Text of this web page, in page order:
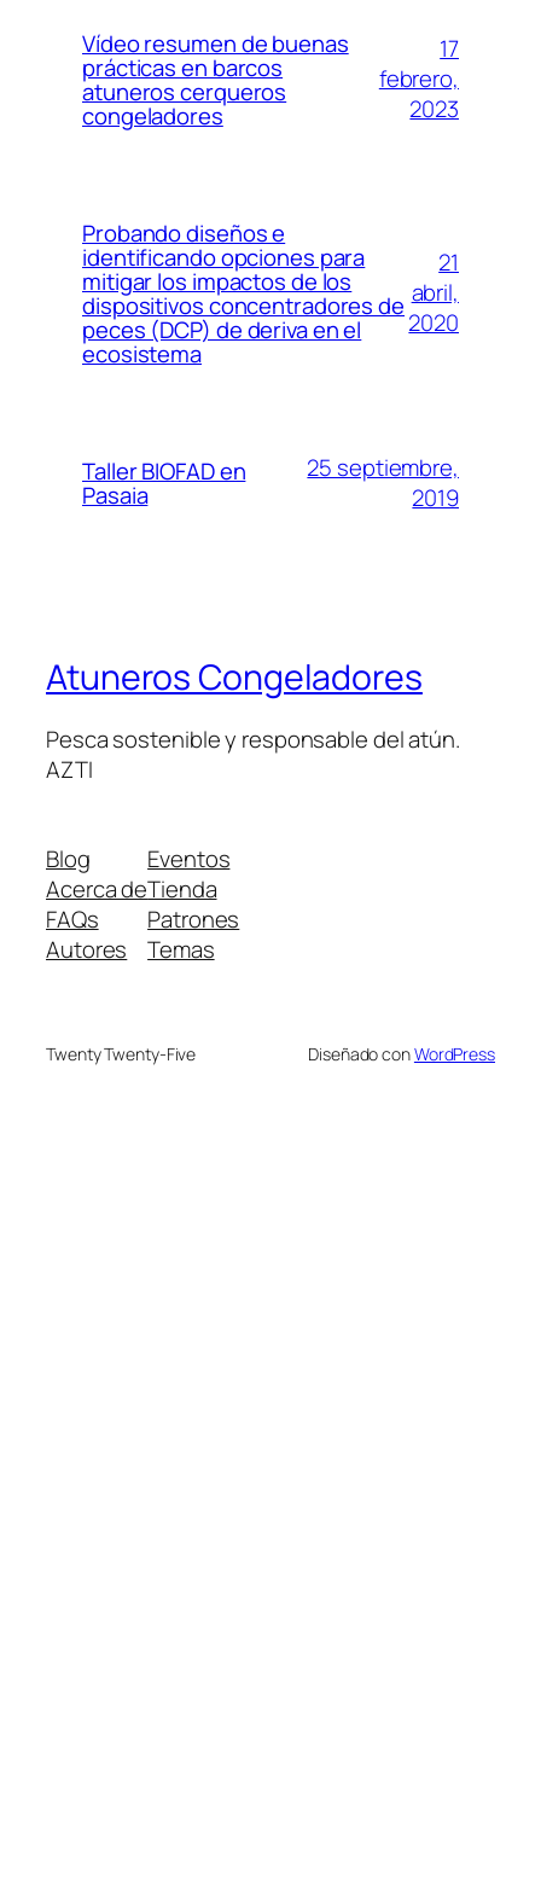
Vídeo resumen de buenas
prácticas en barcos
atuneros cerqueros
congeladores
17
febrero,
2023
Probando diseños e
identificando opciones para
mitigar los impactos de los
dispositivos concentradores de
peces (DCP) de deriva en el
ecosistema
21
abril,
2020
Taller BIOFAD en
Pasaia
25 septiembre,
2019
Atuneros Congeladores
Pesca sostenible y responsable del atún.
AZTI
Blog
Acerca de
FAQs
Autores
Eventos
Tienda
Patrones
Temas
Twenty Twenty-Five Diseñado conWordPress